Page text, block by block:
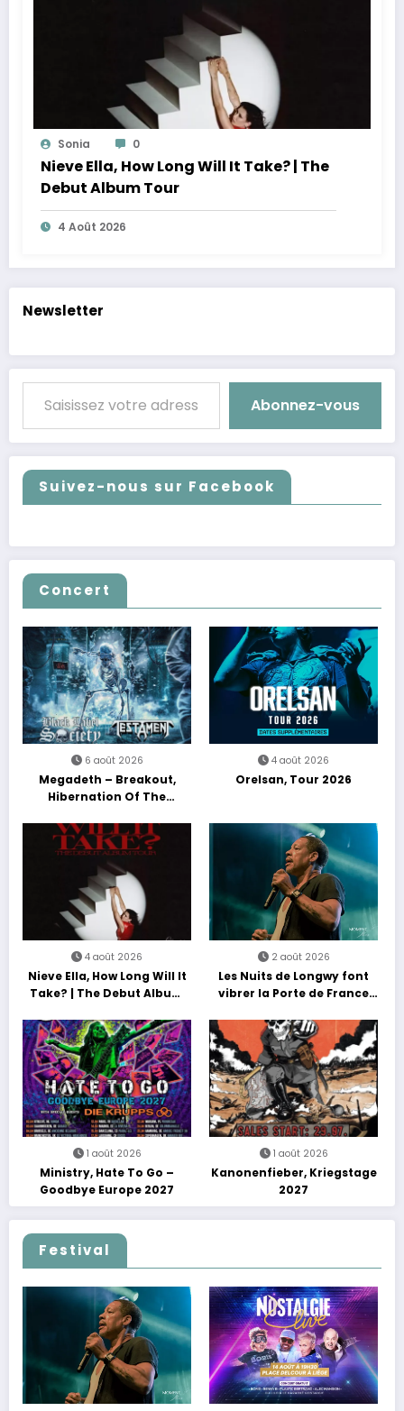
Sonia 0
Nieve Ella, How Long Will It Take? | The
Debut Album Tour
4 Août 2026
Newsletter
Saisissez votre adresse e-mail…
Abonnez-vous
Suivez-nous sur Facebook
Concert
6 août 2026
Megadeth – Breakout,
Hibernation Of The
4 août 2026
Orelsan, Tour 2026
4 août 2026
Nieve Ella, How Long Will It
Take? | The Debut Album
2 août 2026
Les Nuits de Longwy font
vibrer la Porte de France
découvertes et énergie
reggae
1 août 2026
Ministry, Hate To Go –
Goodbye Europe 2027
1 août 2026
Kanonenfieber, Kriegstage
2027
Festival